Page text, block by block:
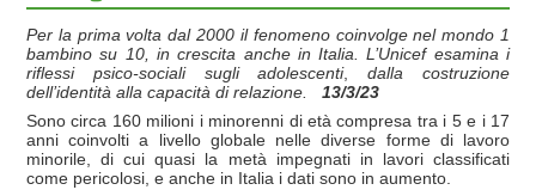
Per la prima volta dal 2000 il fenomeno coinvolge nel mondo 1
bambino su 10, in crescita anche in Italia. L’Unicef esamina i
riflessi psico-sociali sugli adolescenti,
dalla costruzione
dell’identità alla capacità di relazione. 13/3/23
Sono circa 160 milioni i minorenni di età compresa tra i 5 e i 17
anni coinvolti a livello globale nelle diverse forme di lavoro
minorile, di cui quasi la metà impegnati in lavori classificati
come pericolosi, e anche in Italia i dati sono in aumento.